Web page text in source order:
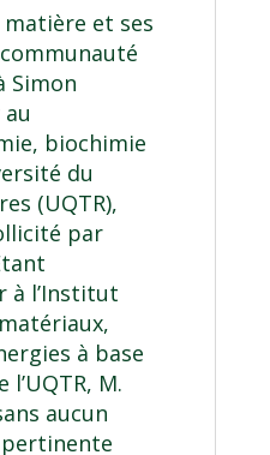
matière et ses
Simon
biochimie
du
(UQTR),
par
à l’Institut
à base
l’UQTR, M.
aucun